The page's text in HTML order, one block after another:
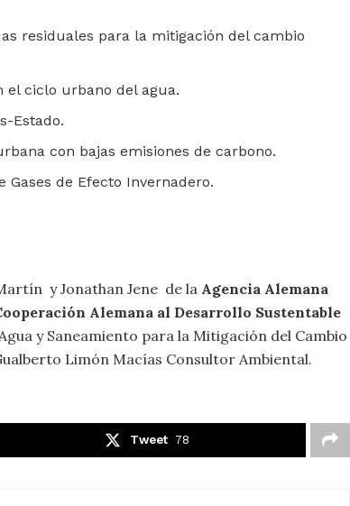
residuales para la mitigación del cambio
el ciclo urbano del agua.
Estado.
con bajas emisiones de carbono.
de Efecto Invernadero.
y Jonathan Jene de la Agencia Alemana
Alemana al Desarrollo Sustentable
y Saneamiento para la Mitigación del Cambio
Limón Macías Consultor Ambiental.
Tweet 78